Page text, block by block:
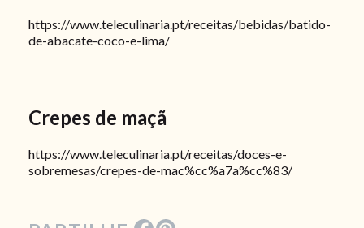
https://www.teleculinaria.pt/receitas/bebidas/batido-
de-abacate-coco-e-lima/
Crepes de maçã
https://www.teleculinaria.pt/receitas/doces-e-
sobremesas/crepes-de-mac%cc%a7a%cc%83/